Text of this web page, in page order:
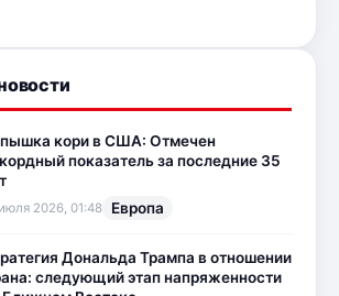
кори в США: Отмечен
показатель за последние 35
2026, 01:48 Европа
Дональда Трампа в отношении
следующий этап напряженности